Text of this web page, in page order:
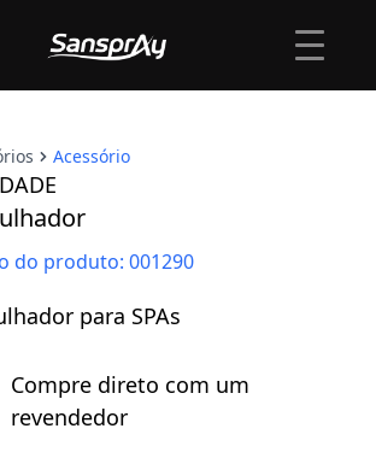
Acessório
do produto: 001290
para SPAs
Compre direto com um
revendedor